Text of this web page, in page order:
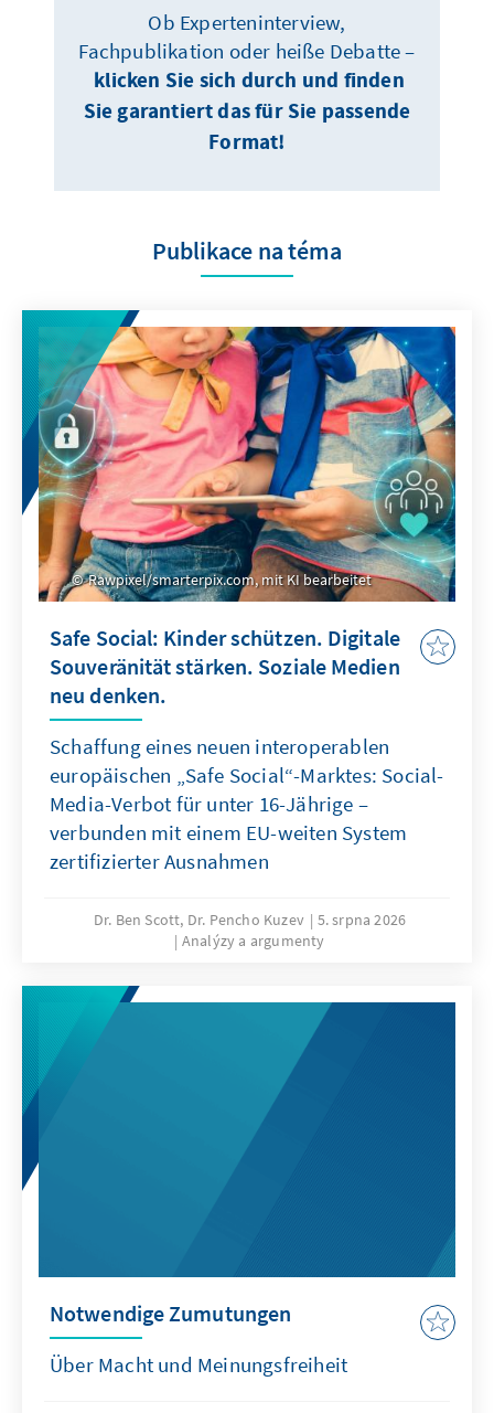
Ob Experteninterview,
Fachpublikation oder heiße Debatte –
klicken Sie sich durch und finden
Sie garantiert das für Sie passende
Format!
Publikace na téma
Rawpixel/smarterpix.com, mit KI bearbeitet
Safe Social: Kinder schützen. Digitale
Souveränität stärken. Soziale Medien
neu denken.
Schaffung eines neuen interoperablen
europäischen „Safe Social“-Marktes: Social-
Media-Verbot für unter 16-Jährige –
verbunden mit einem EU-weiten System
zertifizierter Ausnahmen
Dr. Ben Scott, Dr. Pencho Kuzev
5. srpna 2026
Analýzy a argumenty
Notwendige Zumutungen
Über Macht und Meinungsfreiheit